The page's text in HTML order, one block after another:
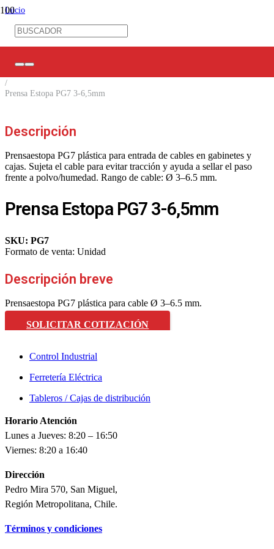
Inicio
Ferretería Eléctrica
/
Prensa Estopa PG7 3-6,5mm
Descripción
Prensaestopa PG7 plástica para entrada de cables en gabinetes y
cajas. Sujeta el cable para evitar tracción y ayuda a sellar el paso
frente a polvo/humedad. Rango de cable: Ø 3–6.5 mm.
Prensa Estopa PG7 3-6,5mm
SKU: PG7
Formato de venta: Unidad
Descripción breve
Prensaestopa PG7 plástica para cable Ø 3–6.5 mm.
SOLICITAR COTIZACIÓN
Control Industrial
Ferretería Eléctrica
Tableros / Cajas de distribución
Horario Atención
Lunes a Jueves: 8:20 – 16:50
Viernes: 8:20 a 16:40
Dirección
Pedro Mira 570, San Miguel,
Región Metropolitana, Chile.
Términos y condiciones